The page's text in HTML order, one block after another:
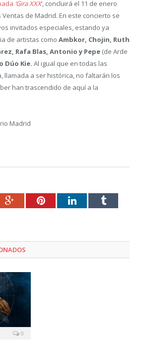
‘Gira XXX‘, concluirá el 11 de enero
de Madrid. En este concierto se
invitados especiales, estando ya
de artistas como Ambkor, Chojin, Ruth
Rafa Blas, Antonio y Pepe (de Arde
Dúo Kie. Al igual que en todas las
llamada a ser histórica, no faltarán los
han trascendido de aquí a la
Google+PinterestLinkedInTumblr
0